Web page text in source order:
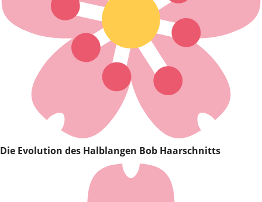
Die Evolution des Halblangen Bob Haarschnitts